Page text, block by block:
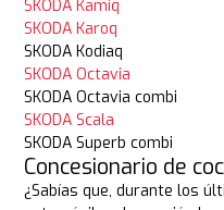
SKODA Kamiq
SKODA Karoq
SKODA Kodiaq
SKODA Octavia
SKODA Octavia combi
SKODA Scala
SKODA Superb combi
Concesionario de
¿Sabías que, durante los